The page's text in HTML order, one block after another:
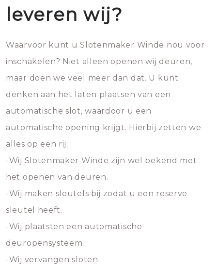
leveren wij?
Waarvoor kunt u Slotenmaker Winde nou voor
inschakelen? Niet alleen openen wij deuren,
maar doen we veel meer dan dat. U kunt
denken aan het laten plaatsen van een
automatische slot, waardoor u een
automatische opening krijgt. Hierbij zetten we
alles op een rij;
-Wij Slotenmaker Winde zijn wel bekend met
het openen van deuren.
-Wij maken sleutels bij zodat u een reserve
sleutel heeft.
-Wij plaatsten een automatische
deuropensysteem.
-Wij vervangen sloten